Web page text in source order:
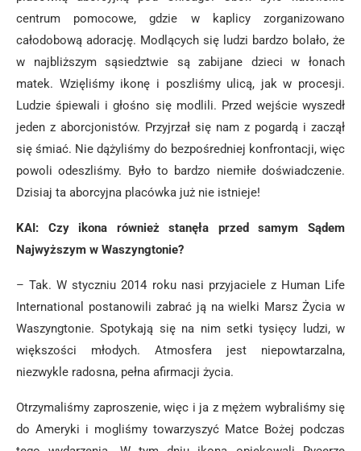
centrum pomocowe, gdzie w kaplicy zorganizowano
całodobową adorację. Modlących się ludzi bardzo bolało, że
w najbliższym sąsiedztwie są zabijane dzieci w łonach
matek. Wzięliśmy ikonę i poszliśmy ulicą, jak w procesji.
Ludzie śpiewali i głośno się modlili. Przed wejście wyszedł
jeden z aborcjonistów. Przyjrzał się nam z pogardą i zaczął
się śmiać. Nie dążyliśmy do bezpośredniej konfrontacji, więc
powoli odeszliśmy. Było to bardzo niemiłe doświadczenie.
Dzisiaj ta aborcyjna placówka już nie istnieje!
KAI: Czy ikona również stanęła przed samym Sądem
Najwyższym w Waszyngtonie?
– Tak. W styczniu 2014 roku nasi przyjaciele z Human Life
International postanowili zabrać ją na wielki Marsz Życia w
Waszyngtonie. Spotykają się na nim setki tysięcy ludzi, w
większości młodych. Atmosfera jest niepowtarzalna,
niezwykle radosna, pełna afirmacji życia.
Otrzymaliśmy zaproszenie, więc i ja z mężem wybraliśmy się
do Ameryki i mogliśmy towarzyszyć Matce Bożej podczas